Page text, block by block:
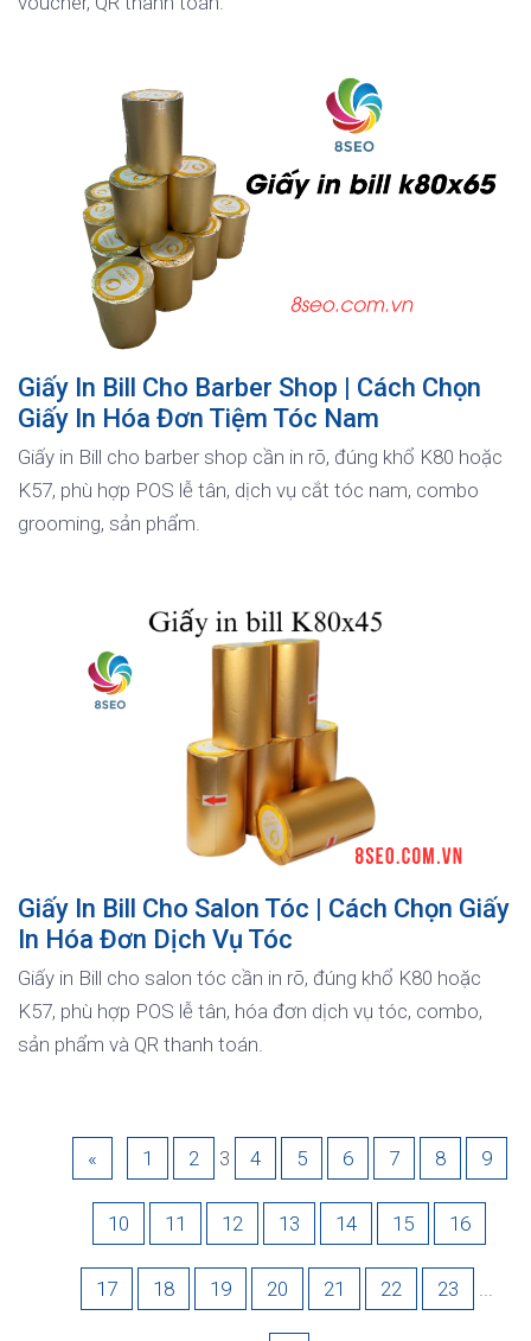
Giấy In Bill Cho Barber Shop | Cách Chọn
Giấy In Hóa Đơn Tiệm Tóc Nam
Giấy in Bill cho barber shop cần in rõ, đúng khổ K80 hoặc
K57, phù hợp POS lễ tân, dịch vụ cắt tóc nam, combo
grooming, sản phẩm.
Giấy In Bill Cho Salon Tóc | Cách Chọn Giấy
In Hóa Đơn Dịch Vụ Tóc
Giấy in Bill cho salon tóc cần in rõ, đúng khổ K80 hoặc
K57, phù hợp POS lễ tân, hóa đơn dịch vụ tóc, combo,
sản phẩm và QR thanh toán.
« 1 2 3 4 5 6 7 8 9
10 11 12 13 14 15 16
17 18 19 20 21 22 23 ...